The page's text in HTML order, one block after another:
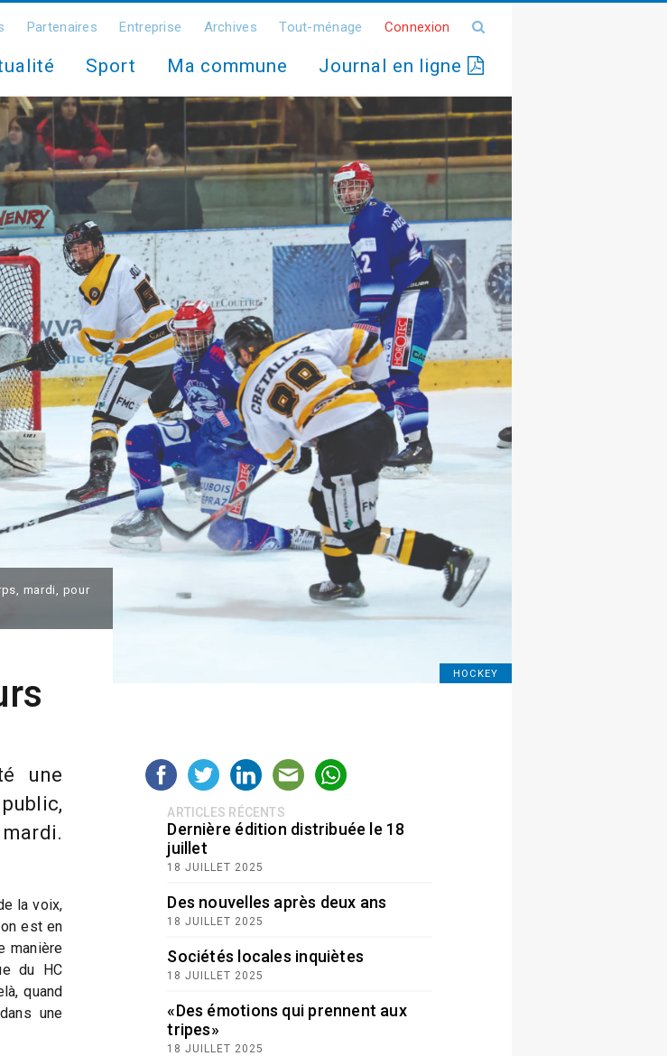
Partenaires Entreprise Archives Tout-ménage Connexion
Sport Ma commune Journal en ligne
HOCKEY
mardi, pour
une
la voix,
est en
manière
du HC
quand
une
ARTICLES RÉCENTS
Dernière édition distribuée le 18
juillet
18 JUILLET 2025
Des nouvelles après deux ans
18 JUILLET 2025
Sociétés locales inquiètes
18 JUILLET 2025
«Des émotions qui prennent aux
tripes»
18 JUILLET 2025